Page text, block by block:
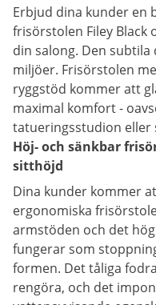
Erbjud dina kunder en
frisörstolen Filey Black
din salong. Den
miljöer. Frisörstolen
ryggstöd kommer att
maximal komfort -
tatueringsstudion eller
Höj- och sänkbar
sitthöjd
Dina kunder kommer
ergonomiska
armstöden och det
fungerar som
formen. Det tåliga
rengöra, och det